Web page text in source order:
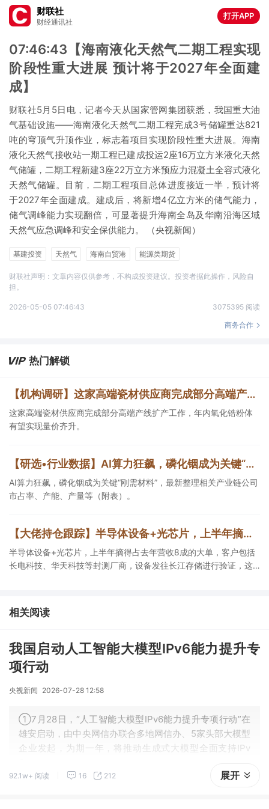
财联社
财经通讯社
打开APP
07:46:43【海南液化天然气二期工程实现
阶段性重大进展 预计将于2027年全面建
成】
财联社5月5日电，记者今天从国家管网集团获悉，我国重大油
气基础设施——海南液化天然气二期工程完成3号储罐重达821
吨的穹顶气升顶作业，标志着项目实现阶段性重大进展。海南
液化天然气接收站一期工程已建成投运2座16万立方米液化天然
气储罐，二期工程新建3座22万立方米预应力混凝土全容式液化
天然气储罐。目前，二期工程项目总体进度接近一半，预计将
于2027年全面建成。建成后，将新增4亿立方米的储气能力，
储气调峰能力实现翻倍，可显著提升海南全岛及华南沿海区域
天然气应急调峰和安全保供能力。 （央视新闻）
基建投资 天然气 海南自贸港 能源类期货
财联社声明：文章内容仅供参考，不构成投资建议。投资者据此操作，风险自
担。
2026-05-05 07:46:43
3075395 阅读
商务合作
热门解锁
【机构调研】这家高端瓷材供应商完成部分高端产线扩产，年内氧化锆粉体有望实现量价齐升
这家高端瓷材供应商完成部分高端产线扩产工作，年内氧化锆粉体
有望实现量价齐升。
【研选•行业数据】AI算力狂飙，磷化铟成为关键“刚需材料”，最新整理相关产业链公司市占率、产能、产量等（附表）
AI算力狂飙，磷化铟成为关键“刚需材料”，最新整理相关产业链公司
市占率、产能、产量等（附表）。
【大佬持仓跟踪】半导体设备+光芯片，上半年摘得占去年营收8成的大单，客户包括长电科技、华天科技等封测厂商，设备发往长江存储进行验证，这家公司细分设备国内市占率第一
半导体设备+光芯片，上半年摘得占去年营收8成的大单，客户包括
长电科技、华天科技等封测厂商，设备发往长江存储进行验证，这
相关阅读
我国启动人工智能大模型IPv6能力提升专
项行动
央视新闻 2026-07-28 12:58
①7月28日，“人工智能大模型IPv6能力提升专项行动”在
雄安启动，由中央网信办联合多地网信办、5家头部大模型
企业发起，为期一年，将推动生成式大模型全面支持IPv
②同日雄安启动IPv6单栈部署行动，将从四维度协同发
92.1w+ 阅读 16 212 展开